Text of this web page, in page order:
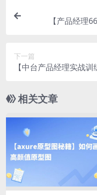
【产品经理
下一篇
【中台产品经理实战
相关文章